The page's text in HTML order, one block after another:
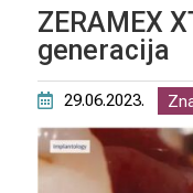
ZERAMEX
generacija
29.06.2023.